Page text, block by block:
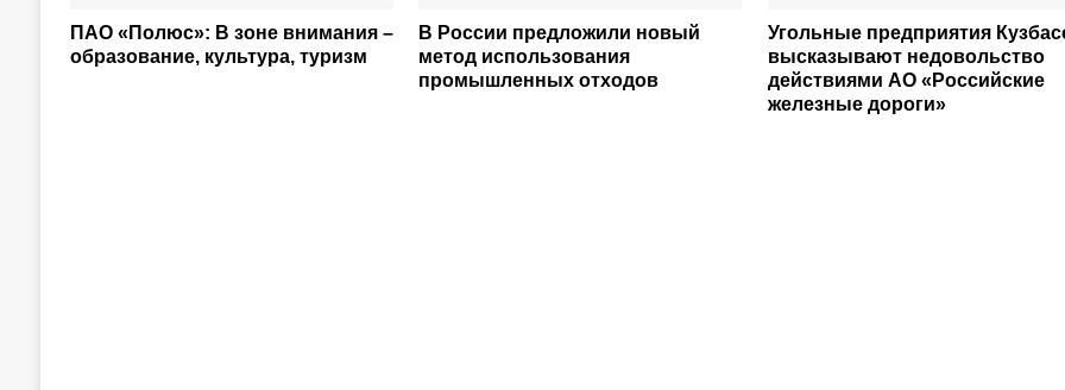
ПАО «Полюс»: В зоне внимания –
образование, культура, туризм
В России предложили новый
метод использования
промышленных отходов
Угольные предприятия
высказывают недовольство
действиями АО «Российские
железные дороги»